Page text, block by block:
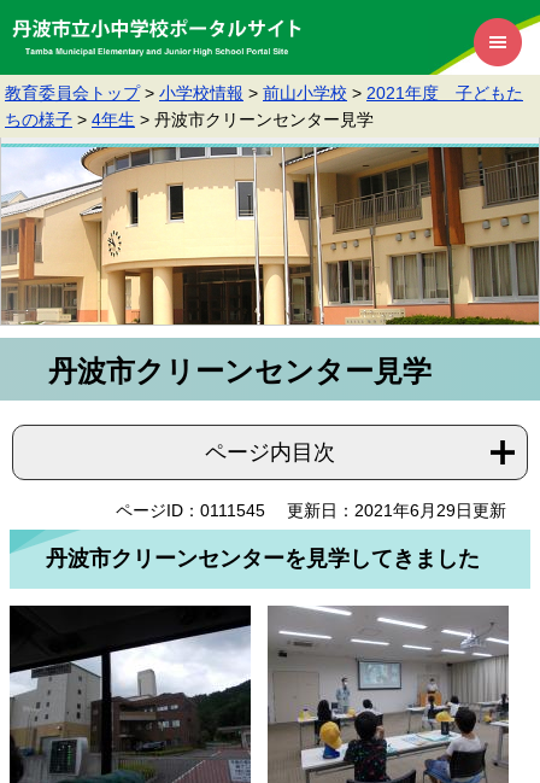
教育委員会トップ > 小学校情報 > 前山小学校 > 2021年度 子どもた
ちの様子 > 4年生 > 丹波市クリーンセンター見学
丹波市クリーンセンター見学
ページ内目次
ページID：0111545 更新日：2021年6月29日更新
丹波市クリーンセンターを見学してきました